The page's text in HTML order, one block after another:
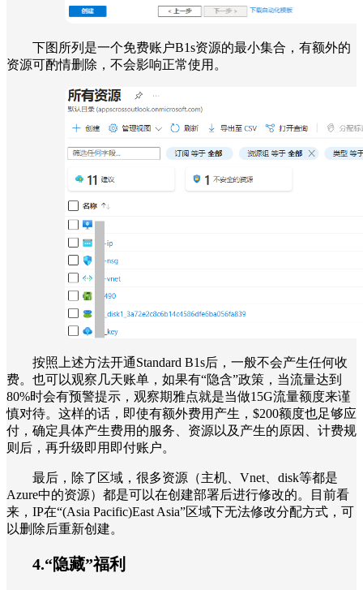
下图所列是一个免费账户B1s资源的最小集合，有额外的
资源可酌情删除，不会影响正常使用。
按照上述方法开通Standard B1s后，一般不会产生任何收
费。也可以观察几天账单，如果有“隐含”政策，当流量达到
80%时会有预警提示，观察期雅点就是当做15G流量额度来谨
慎对待。这样的话，即使有额外费用产生，$200额度也足够应
付，确定具体产生费用的服务、资源以及产生的原因、计费规
则后，再升级即用即付账户。
最后，除了区域，很多资源（主机、Vnet、disk等都是
Azure中的资源）都是可以在创建部署后进行修改的。目前看
来，IP在“(Asia Pacific)East Asia”区域下无法修改分配方式，可
以删除后重新创建。
4.“隐藏”福利